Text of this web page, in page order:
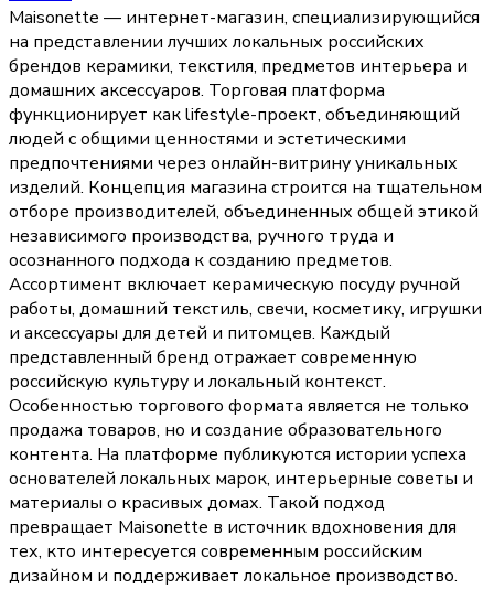
Maisonette — интернет-магазин, специализирующийся
на представлении лучших локальных российских
брендов керамики, текстиля, предметов интерьера и
домашних аксессуаров. Торговая платформа
функционирует как lifestyle-проект, объединяющий
людей с общими ценностями и эстетическими
предпочтениями через онлайн-витрину уникальных
изделий. Концепция магазина строится на тщательном
отборе производителей, объединенных общей этикой
независимого производства, ручного труда и
осознанного подхода к созданию предметов.
Ассортимент включает керамическую посуду ручной
работы, домашний текстиль, свечи, косметику, игрушки
и аксессуары для детей и питомцев. Каждый
представленный бренд отражает современную
российскую культуру и локальный контекст.
Особенностью торгового формата является не только
продажа товаров, но и создание образовательного
контента. На платформе публикуются истории успеха
основателей локальных марок, интерьерные советы и
материалы о красивых домах. Такой подход
превращает Maisonette в источник вдохновения для
тех, кто интересуется современным российским
дизайном и поддерживает локальное производство.